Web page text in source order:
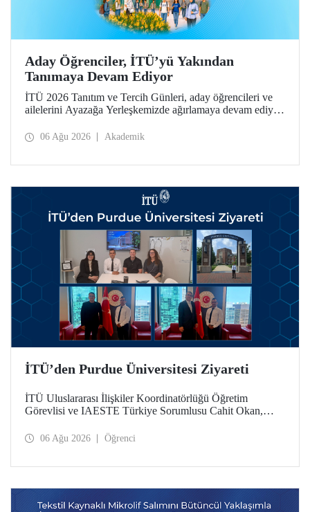
Aday Öğrenciler, İTÜ’yü Yakından
Tanımaya Devam Ediyor
İTÜ 2026 Tanıtım ve Tercih Günleri, aday öğrencileri ve
ailelerini Ayazağa Yerleşkemizde ağırlamaya devam ediyor.
ilgili fakülte ve birimler adaylara bilgi vermeye devam
06 Ağu 2026 Akademik
İTÜ’den Purdue Üniversitesi Ziyareti
İTÜ Uluslararası İlişkiler Koordinatörlüğü Öğretim
Görevlisi ve IAESTE Türkiye Sorumlusu Cahit Okan,
Temmuz tarihlerinde ABD’de dünyanın önde gelen
06 Ağu 2026 Öğrenci